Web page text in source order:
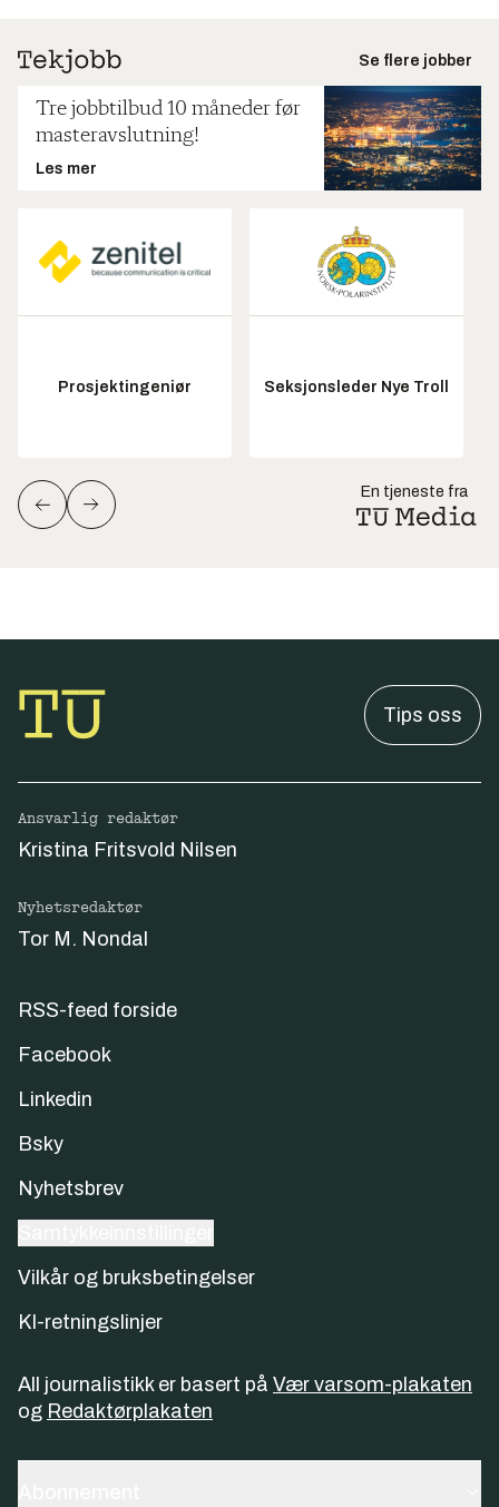
Se flere jobber
Tre jobbtilbud 10 måneder før
masteravslutning!
Les mer
Prosjektingeniør Seksjonsleder Nye Troll
En tjeneste fra
Tips oss
Ansvarlig redaktør
Kristina Fritsvold Nilsen
Nyhetsredaktør
Tor M. Nondal
RSS-feed forside
Facebook
Linkedin
Bsky
Nyhetsbrev
Vilkår og bruksbetingelser
KI-retningslinjer
All journalistikk er basert på Vær varsom-plakaten
og Redaktørplakaten